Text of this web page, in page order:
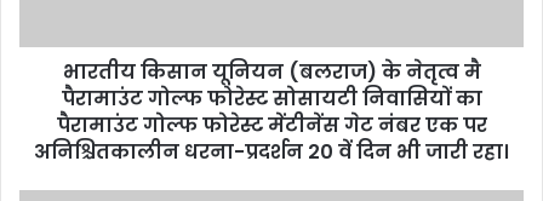
भारतीय किसान यूनियन (बलराज) के नेतृत्व मै
पैरामाउंट गोल्फ फोरेस्ट सोसायटी निवासियों का
पैरामाउंट गोल्फ फोरेस्ट मेंटीनेंस गेट नंबर एक पर
अनिश्चितकालीन धरना-प्रदर्शन 20 वें दिन भी जारी रहा।